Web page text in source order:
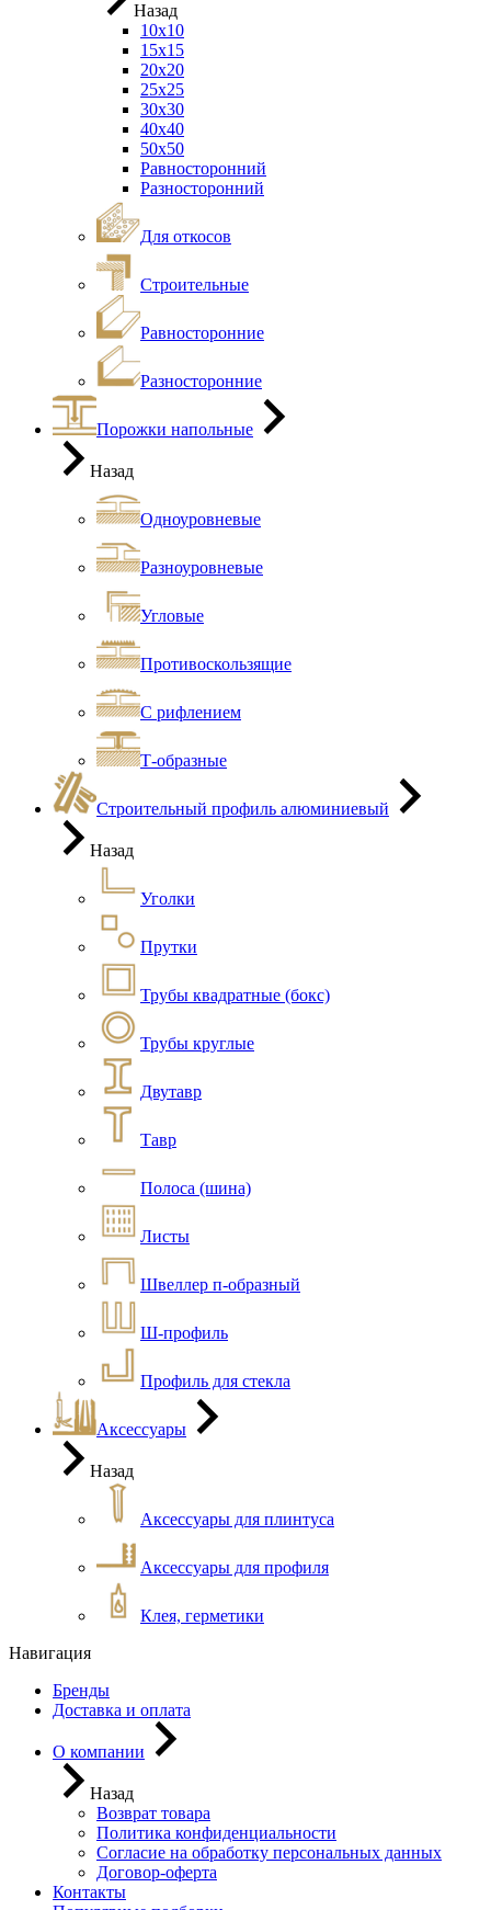
Назад
10х10
15х15
20х20
25х25
30х30
40х40
50х50
Равносторонний
Разносторонний
Для откосов
Строительные
Равносторонние
Разносторонние
Порожки напольные
Назад
Одноуровневые
Разноуровневые
Угловые
Противоскользящие
С рифлением
Т-образные
Строительный профиль алюминиевый
Назад
Уголки
Прутки
Трубы квадратные (бокс)
Трубы круглые
Двутавр
Тавр
Полоса (шина)
Листы
Швеллер п-образный
Ш-профиль
Профиль для стекла
Аксессуары
Назад
Аксессуары для плинтуса
Аксессуары для профиля
Клея, герметики
Навигация
Бренды
Доставка и оплата
О компании
Назад
Возврат товара
Политика конфиденциальности
Согласие на обработку персональных данных
Договор-оферта
Контакты